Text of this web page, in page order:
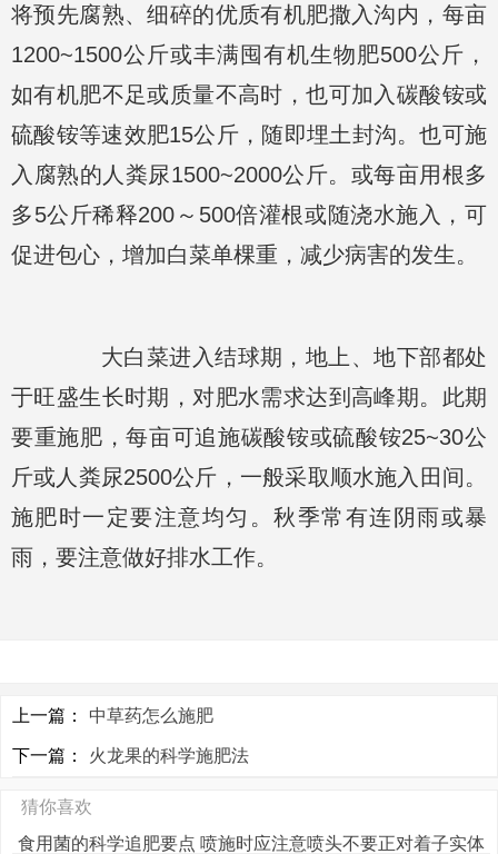
将预先腐熟、细碎的优质有机肥撒入沟内，每亩
1200~1500公斤或丰满囤有机生物肥500公斤，
如有机肥不足或质量不高时，也可加入碳酸铵或
硫酸铵等速效肥15公斤，随即埋土封沟。也可施
入腐熟的人粪尿1500~2000公斤。或每亩用根多
多5公斤稀释200～500倍灌根或随浇水施入，可
促进包心，增加白菜单棵重，减少病害的发生。
大白菜进入结球期，地上、地下部都处
于旺盛生长时期，对肥水需求达到高峰期。此期
要重施肥，每亩可追施碳酸铵或硫酸铵25~30公
斤或人粪尿2500公斤，一般采取顺水施入田间。
施肥时一定要注意均匀。秋季常有连阴雨或暴
雨，要注意做好排水工作。
上一篇： 中草药怎么施肥
下一篇： 火龙果的科学施肥法
猜你喜欢
食用菌的科学追肥要点 喷施时应注意喷头不要正对着子实体